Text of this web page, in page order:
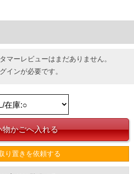
マーレビューはまだありません。
インが必要です。
り置きを依頼する